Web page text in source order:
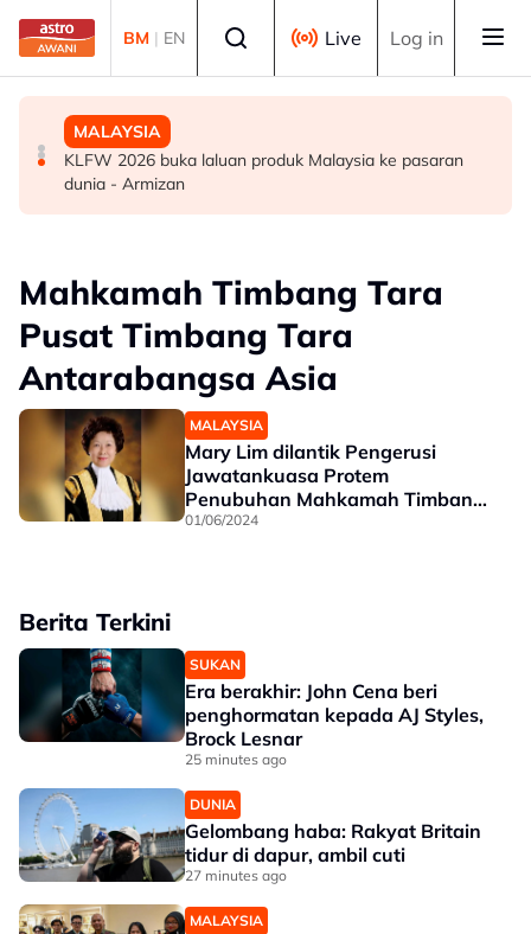
Skip to main content
BM | EN Live Log in
SUKAN
Era berakhir: John Cena beri penghormatan kepada AJ
Styles, Brock Lesnar
DUNIA
Gelombang haba: Rakyat Britain tidur di dapur, ambil
cuti
MALAYSIA
KLFW 2026 buka laluan produk Malaysia ke pasaran
dunia - Armizan
Mahkamah Timbang Tara
Pusat Timbang Tara
Antarabangsa Asia
MALAYSIA
Mary Lim dilantik Pengerusi
Jawatankuasa Protem
Penubuhan Mahkamah Timbang
Tara AIAC
01/06/2024
Berita Terkini
SUKAN
Era berakhir: John Cena beri
penghormatan kepada AJ Styles,
Brock Lesnar
25 minutes ago
DUNIA
Gelombang haba: Rakyat Britain
tidur di dapur, ambil cuti
27 minutes ago
MALAYSIA